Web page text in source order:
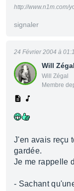
http://www.n1m.com/
signaler
Will Zégal
Will Zégal
Membre
24 Février 2004 à
J'en avais reçu
gardée.
Je me rappelle
- Sachant